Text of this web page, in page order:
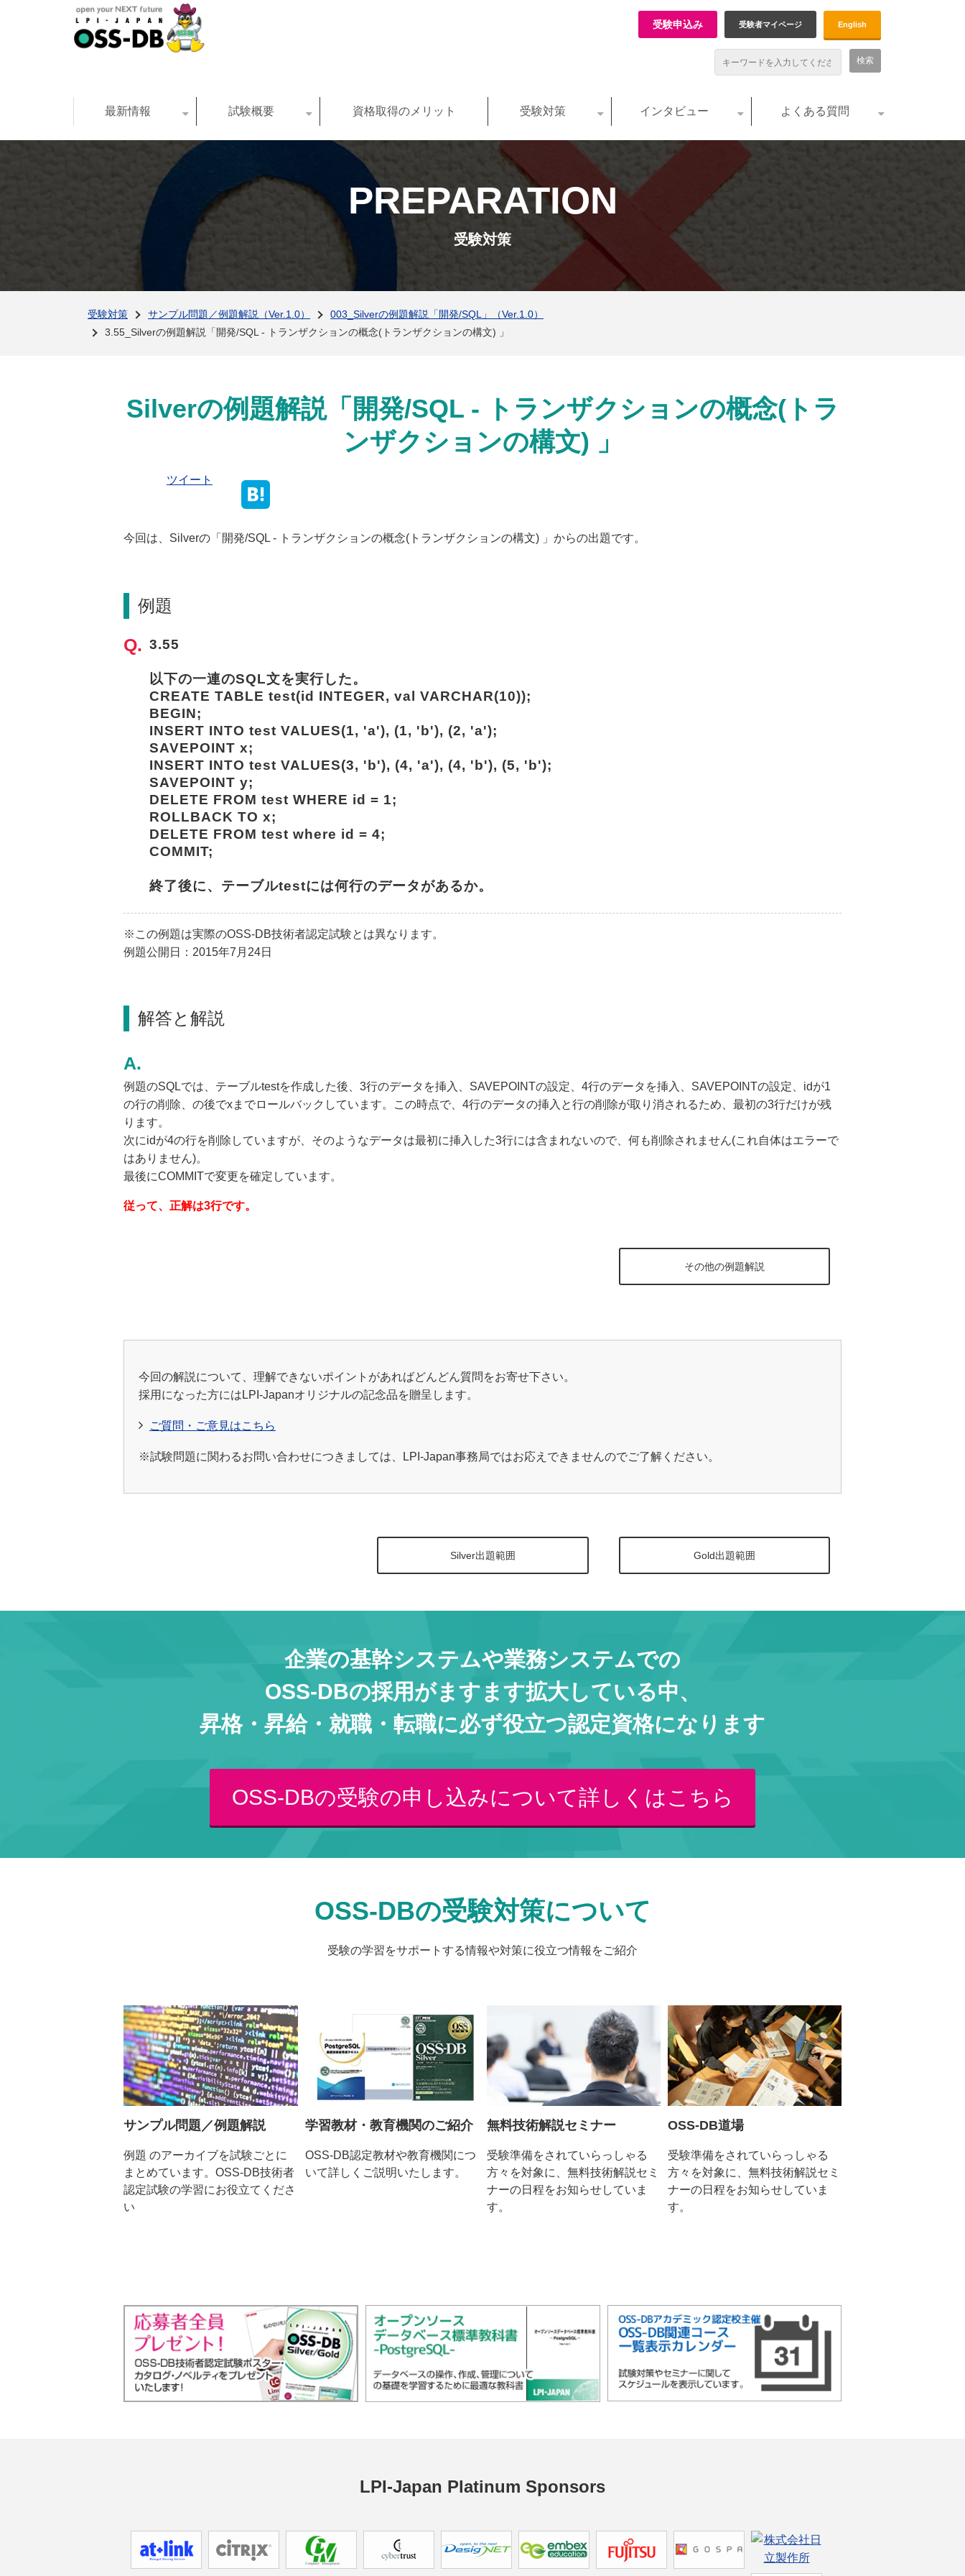
受験申込み 受験者マイページ English
最新情報 試験概要 資格取得のメリット 受験対策 インタビュー よくある質問
PREPARATION
受験対策
受験対策 サンプル問題／例題解説（Ver.1.0）
003_Silverの例題解説「開発/SQL」（Ver.1.0）
3.55_Silverの例題解説「開発/SQL - トランザクションの概念(トランザクションの構文) 」
Silverの例題解説「開発/SQL - トランザクションの概念(トラ
ンザクションの構文) 」
ツイート
今回は、Silverの「開発/SQL - トランザクションの概念(トランザクションの構文) 」からの出題です。
例題
3.55
以下の一連のSQL文を実行した。
CREATE TABLE test(id INTEGER, val VARCHAR(10));
BEGIN;
INSERT INTO test VALUES(1, 'a'), (1, 'b'), (2, 'a');
SAVEPOINT x;
INSERT INTO test VALUES(3, 'b'), (4, 'a'), (4, 'b'), (5, 'b');
SAVEPOINT y;
DELETE FROM test WHERE id = 1;
ROLLBACK TO x;
DELETE FROM test where id = 4;
COMMIT;
終了後に、テーブルtestには何行のデータがあるか。
※この例題は実際のOSS-DB技術者認定試験とは異なります。
例題公開日：2015年7月24日
解答と解説
例題のSQLでは、テーブルtestを作成した後、3行のデータを挿入、SAVEPOINTの設定、4行のデータを挿入、SAVEPOINTの設定、idが1
の行の削除、の後でxまでロールバックしています。この時点で、4行のデータの挿入と行の削除が取り消されるため、最初の3行だけが残
ります。
次にidが4の行を削除していますが、そのようなデータは最初に挿入した3行には含まれないので、何も削除されません(これ自体はエラーで
はありません)。
最後にCOMMITで変更を確定しています。
従って、正解は3行です。
その他の例題解説
今回の解説について、理解できないポイントがあればどんどん質問をお寄せ下さい。
採用になった方にはLPI-Japanオリジナルの記念品を贈呈します。
ご質問・ご意見はこちら
※試験問題に関わるお問い合わせにつきましては、LPI-Japan事務局ではお応えできませんのでご了解ください。
Silver出題範囲 Gold出題範囲
企業の基幹システムや業務システムでの
OSS-DBの採用がますます拡大している中、
昇格・昇給・就職・転職に必ず役立つ認定資格になります
OSS-DBの受験の申し込みについて詳しくはこちら
OSS-DBの受験対策について
受験の学習をサポートする情報や対策に役立つ情報をご紹介
サンプル問題／例題解説
例題 のアーカイブを試験ごとに
まとめています。OSS-DB技術者
認定試験の学習にお役立てくださ
い
学習教材・教育機関のご紹介
OSS-DB認定教材や教育機関につ
いて詳しくご説明いたします。
無料技術解説セミナー
受験準備をされていらっしゃる
方々を対象に、無料技術解説セミ
ナーの日程をお知らせしていま
す。
OSS-DB道場
受験準備をされていらっしゃる
方々を対象に、無料技術解説セミ
ナーの日程をお知らせしていま
す。
LPI-Japan Platinum Sponsors